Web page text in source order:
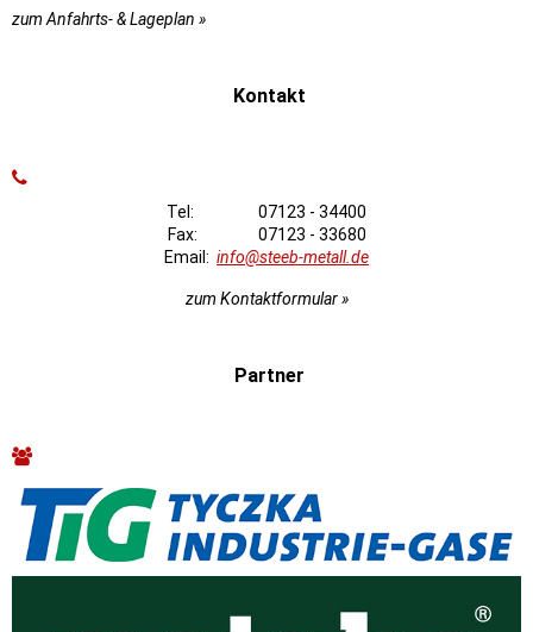
zum Anfahrts- & Lageplan »
Kontakt
Tel: 07123 - 34400
Fax: 07123 - 33680
Email: info@steeb-metall.de
zum Kontaktformular »
Partner